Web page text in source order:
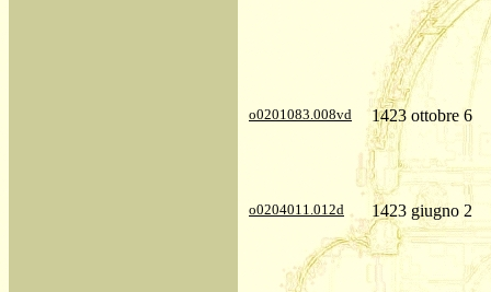
o0201083.008vd 1423 ottobre 6
o0204011.012d 1423 giugno 2